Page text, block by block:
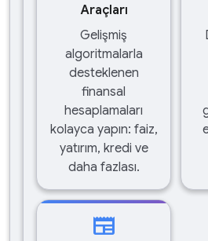
Araçları
Gelişmiş
algoritmalarla
desteklenen
finansal
hesaplamaları
kolayca yapın: faiz,
yatırım, kredi ve
daha fazlası.
newspaper